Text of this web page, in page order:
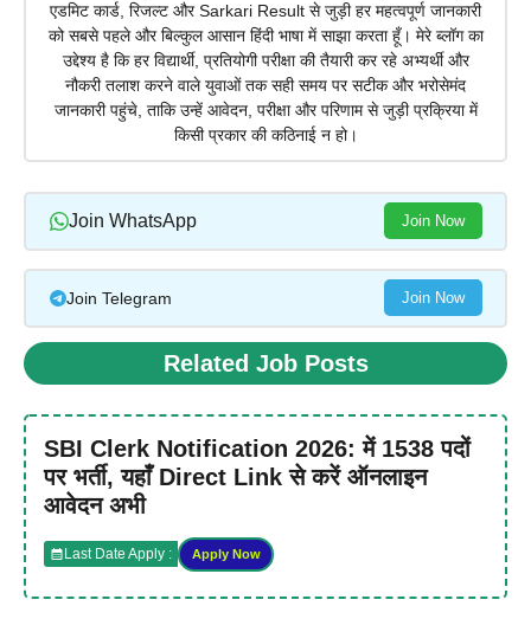
एडमिट कार्ड, रिजल्ट और Sarkari Result से जुड़ी हर महत्वपूर्ण जानकारी
को सबसे पहले और बिल्कुल आसान हिंदी भाषा में साझा करता हूँ। मेरे ब्लॉग का
उद्देश्य है कि हर विद्यार्थी, प्रतियोगी परीक्षा की तैयारी कर रहे अभ्यर्थी और
नौकरी तलाश करने वाले युवाओं तक सही समय पर सटीक और भरोसेमंद
जानकारी पहुंचे, ताकि उन्हें आवेदन, परीक्षा और परिणाम से जुड़ी प्रक्रिया में
किसी प्रकार की कठिनाई न हो।
Join WhatsApp Join Now
Join Telegram Join Now
Related Job Posts
SBI Clerk Notification 2026: में 1538 पदों
पर भर्ती, यहाँ Direct Link से करें ऑनलाइन
आवेदन अभी
Last Date Apply : Apply Now